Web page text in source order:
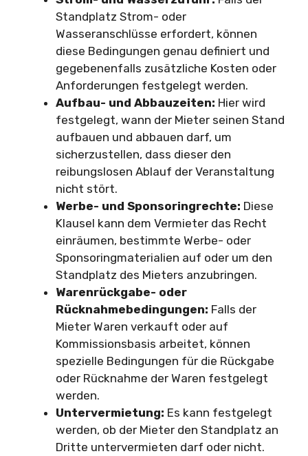
Standplatz Strom- oder
Wasseranschlüsse erfordert, können
diese Bedingungen genau definiert und
gegebenenfalls zusätzliche Kosten oder
Anforderungen festgelegt werden.
Aufbau- und Abbauzeiten: Hier wird
festgelegt, wann der Mieter seinen Stand
aufbauen und abbauen darf, um
sicherzustellen, dass dieser den
reibungslosen Ablauf der Veranstaltung
nicht stört.
Werbe- und Sponsoringrechte: Diese
Klausel kann dem Vermieter das Recht
einräumen, bestimmte Werbe- oder
Sponsoringmaterialien auf oder um den
Standplatz des Mieters anzubringen.
Warenrückgabe- oder
Rücknahmebedingungen: Falls der
Mieter Waren verkauft oder auf
Kommissionsbasis arbeitet, können
spezielle Bedingungen für die Rückgabe
oder Rücknahme der Waren festgelegt
werden.
Untervermietung: Es kann festgelegt
werden, ob der Mieter den Standplatz an
Dritte untervermieten darf oder nicht.